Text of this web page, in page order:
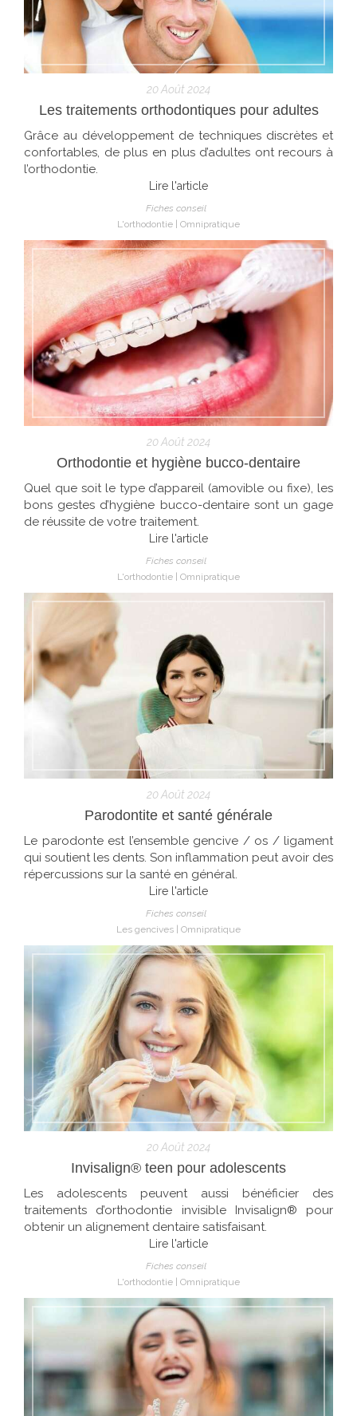
20 Août 2024
Les traitements orthodontiques pour adultes
Grâce au développement de techniques discrètes et
confortables, de plus en plus d’adultes ont recours à
l’orthodontie.
Lire l'article
Fiches conseil
L'orthodontie
Omnipratique
20 Août 2024
Orthodontie et hygiène bucco-dentaire
Quel que soit le type d’appareil (amovible ou fixe), les
bons gestes d’hygiène bucco-dentaire sont un gage
de réussite de votre traitement.
Lire l'article
Fiches conseil
L'orthodontie
Omnipratique
20 Août 2024
Parodontite et santé générale
Le parodonte est l’ensemble gencive / os / ligament
qui soutient les dents. Son inflammation peut avoir des
répercussions sur la santé en général.
Lire l'article
Fiches conseil
Les gencives
Omnipratique
20 Août 2024
Invisalign® teen pour adolescents
Les adolescents peuvent aussi bénéficier des
traitements d’orthodontie invisible Invisalign® pour
obtenir un alignement dentaire satisfaisant.
Lire l'article
Fiches conseil
L'orthodontie
Omnipratique